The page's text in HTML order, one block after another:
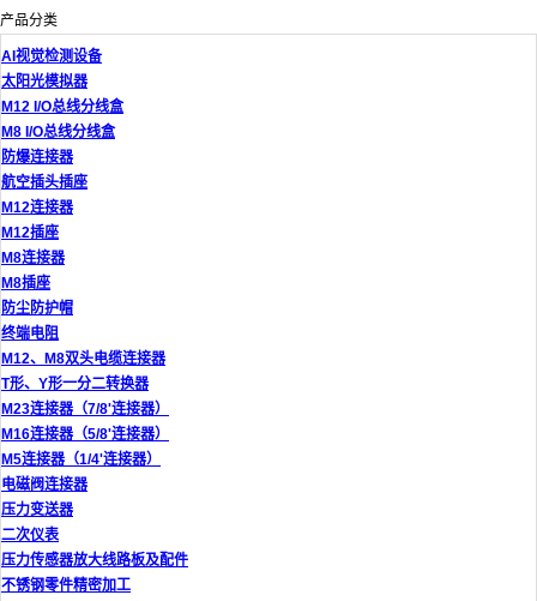
产品分类
AI视觉检测设备
太阳光模拟器
M12 I/O总线分线盒
M8 I/O总线分线盒
防爆连接器
航空插头插座
M12连接器
M12插座
M8连接器
M8插座
防尘防护帽
终端电阻
M12、M8双头电缆连接器
T形、Y形一分二转换器
M23连接器（7/8'连接器）
M16连接器（5/8'连接器）
M5连接器（1/4'连接器）
电磁阀连接器
压力变送器
二次仪表
压力传感器放大线路板及配件
不锈钢零件精密加工